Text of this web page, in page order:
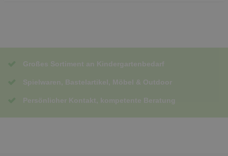
Großes Sortiment an Kindergartenbedarf
Spielwaren, Bastelartikel, Möbel & Outdoor
Persönlicher Kontakt, kompetente Beratung